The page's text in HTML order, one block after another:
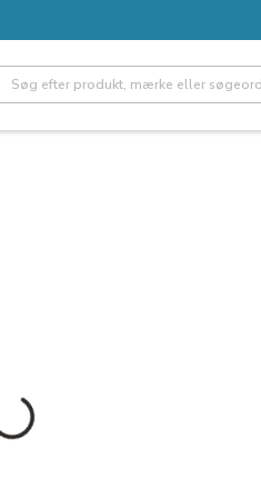
Site Search